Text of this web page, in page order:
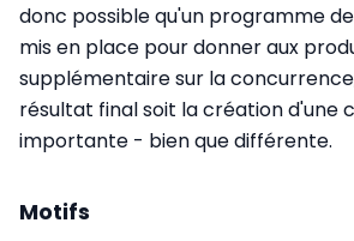
donc possible qu'un programme
mis en place pour donner aux
supplémentaire sur la
résultat final soit la création d'une
importante - bien que différente.
Motifs